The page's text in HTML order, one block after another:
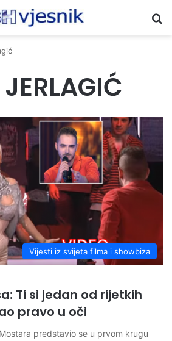
Vijesti iz svijeta filma i showbiza
Ti si jedan od rijetkih
pravo u oči
predstavio se u prvom krugu